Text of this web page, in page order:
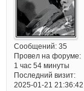
Сообщений:35
Провел на форуме:
1 час 54 минуты
Последний визит:
2025-01-21 21:36:42